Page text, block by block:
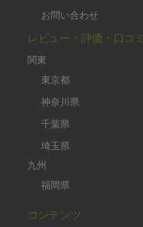
お問い合わせ
レビュー・評価・口コミ
関東
東京都
神奈川県
千葉県
埼玉県
九州
福岡県
コンテンツ